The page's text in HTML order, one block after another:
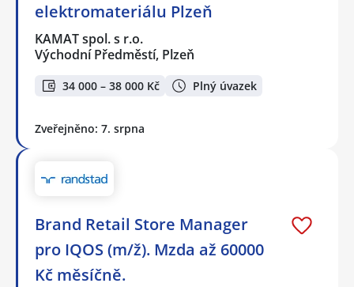
elektromateriálu Plzeň
KAMAT spol. s r.o.
Východní Předměstí, Plzeň
34 000 – 38 000 Kč Plný úvazek
Zveřejněno: 7. srpna
Brand Retail Store Manager
pro IQOS (m/ž). Mzda až 60000
Kč měsíčně.